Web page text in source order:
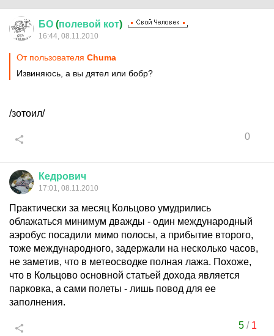
БО (полевой кот)
16:44, 08.11.2010
От пользователя Chuma
Извиняюсь, а вы дятел или бобр?
/зотоил/
0
Кедрович
17:01, 08.11.2010
Практически за месяц Кольцово умудрились
облажаться минимум дважды - один международный
аэробус посадили мимо полосы, а прибытие второго,
тоже международного, задержали на несколько часов,
не заметив, что в метеосводке полная лажа. Похоже,
что в Кольцово основной статьей дохода является
парковка, а сами полеты - лишь повод для ее
заполнения.
5/ 1